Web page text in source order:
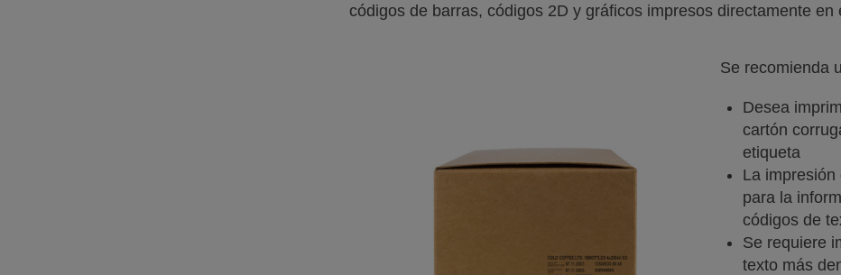
códigos de barras, códigos 2D y gráficos impresos directamente en
Se recomienda
Desea
cartón
etiqueta
La impresión
para la
códigos de
Se requiere
texto más